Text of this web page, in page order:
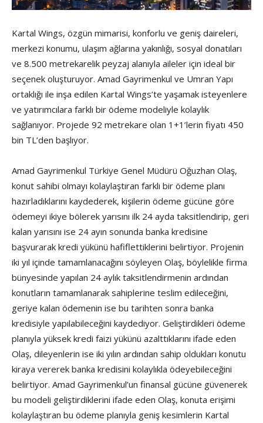
Kartal Wings, özgün mimarisi, konforlu ve geniş daireleri,
merkezi konumu, ulaşım ağlarına yakınlığı, sosyal donatıları
ve 8.500 metrekarelik peyzaj alanıyla aileler için ideal bir
seçenek oluşturuyor. Amad Gayrimenkul ve Umran Yapı
ortaklığı ile inşa edilen Kartal Wings’te yaşamak isteyenlere
ve yatırımcılara farklı bir ödeme modeliyle kolaylık
sağlanıyor. Projede 92 metrekare olan 1+1’lerin fiyatı 450
bin TL’den başlıyor.
Amad Gayrimenkul Türkiye Genel Müdürü Oğuzhan Olaş,
konut sahibi olmayı kolaylaştıran farklı bir ödeme planı
hazırladıklarını kaydederek, kişilerin ödeme gücüne göre
ödemeyi ikiye bölerek yarısını ilk 24 ayda taksitlendirip, geri
kalan yarısını ise 24 ayın sonunda banka kredisine
başvurarak kredi yükünü hafiflettiklerini belirtiyor. Projenin
iki yıl içinde tamamlanacağını söyleyen Olaş, böylelikle firma
bünyesinde yapılan 24 aylık taksitlendirmenin ardından
konutların tamamlanarak sahiplerine teslim edileceğini,
geriye kalan ödemenin ise bu tarihten sonra banka
kredisiyle yapılabileceğini kaydediyor. Geliştirdikleri ödeme
planıyla yüksek kredi faizi yükünü azalttıklarını ifade eden
Olaş, dileyenlerin ise iki yılın ardından sahip oldukları konutu
kiraya vererek banka kredisini kolaylıkla ödeyebileceğini
belirtiyor. Amad Gayrimenkul’un finansal gücüne güvenerek
bu modeli geliştirdiklerini ifade eden Olaş, konuta erişimi
kolaylaştıran bu ödeme planıyla geniş kesimlerin Kartal